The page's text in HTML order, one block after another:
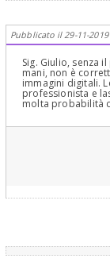
Pubblicato il 29-11-2019
Sig. Giulio, senza
mani, non è
immagini digitali.
professionista e
molta probabilità